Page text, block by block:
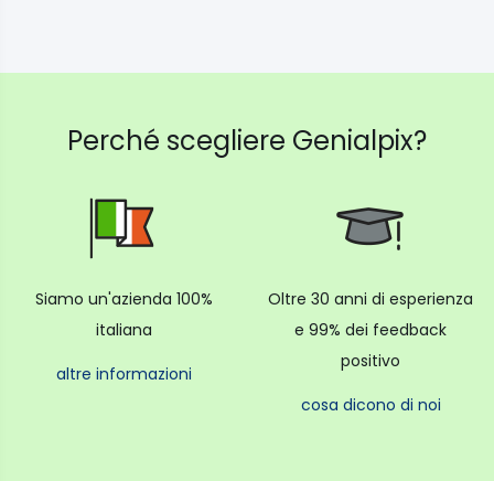
Perché scegliere Genialpix?
Siamo un'azienda 100%
italiana
altre informazioni
Oltre 30 anni di esperienza
e 99% dei feedback
positivo
cosa dicono di noi